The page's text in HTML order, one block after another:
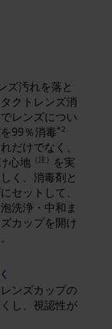
ズ汚れを落と
クトレンズ消
レンズについ
99％消毒*2
だけでなく、
心地 （注） を実
く、消毒剤と
セットして、
洗浄・中和ま
カップを開け
ンズカップの
し、視認性が